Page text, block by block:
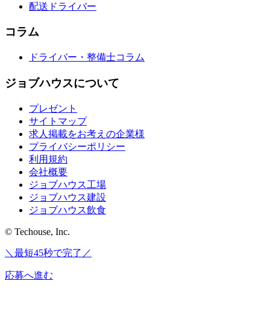
配送ドライバー
コラム
ドライバー・整備士コラム
ジョブハウスについて
プレゼント
サイトマップ
求人掲載をお考えの企業様
プライバシーポリシー
利用規約
会社概要
ジョブハウス工場
ジョブハウス建設
ジョブハウス飲食
© Techouse, Inc.
＼最短45秒で完了／
応募へ進む